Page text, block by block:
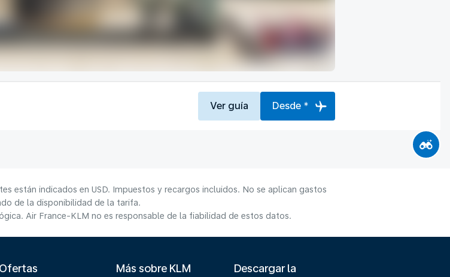
Ver guía Desde *
están indicados en USD. Impuestos y recargos incluidos. No se aplican gastos
de la disponibilidad de la tarifa.
Air France-KLM no es responsable de la fiabilidad de estos datos.
Ofertas Más sobre KLM
Descargar la